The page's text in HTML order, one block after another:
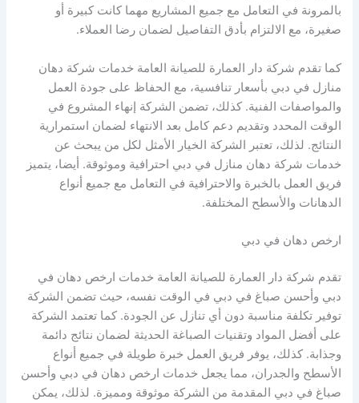
بالمرونة في التعامل مع جميع المشاريع مهما كانت كبيرة أو
صغيرة، مع الالتزام بأدق التفاصيل لضمان رضا العملاء.
كما تقدم شركة دار العمارة للصيانة العامة خدمات شركة دهان
منازل في دبي بأسعار تنافسية، مع الحفاظ على جودة العمل
والمواصفات الفنية. كذلك، تضمن الشركة إنهاء المشروع في
الوقت المحدد وتقديم دعم كامل بعد الانتهاء لضمان استمرارية
النتائج. لذلك، تعتبر الشركة الخيار الأمثل لكل من يبحث عن
خدمات شركة دهان منازل في دبي احترافية وموثوقة. أيضا، يتميز
فريق العمل بالخبرة والاحترافية في التعامل مع جميع أنواع
الدهانات والأسطح المختلفة.
ارخص دهان في دبي
تقدم شركة دار العمارة للصيانة العامة خدمات ارخص دهان في
دبي وأحسن صباغ في دبي في الوقت نفسه، حيث تضمن الشركة
توفير تكلفة مناسبة دون أي تنازل عن الجودة. كما تعتمد الشركة
على أفضل المواد وتقنيات الصباغة الحديثة لضمان نتائج دائمة
وجذابة. كذلك، يوفر فريق العمل خبرة طويلة في جميع أنواع
الأسطح والجدران، مما يجعل خدمات ارخص دهان في دبي وأحسن
صباغ في دبي المقدمة من الشركة موثوقة ومميزة. لذلك، يمكن